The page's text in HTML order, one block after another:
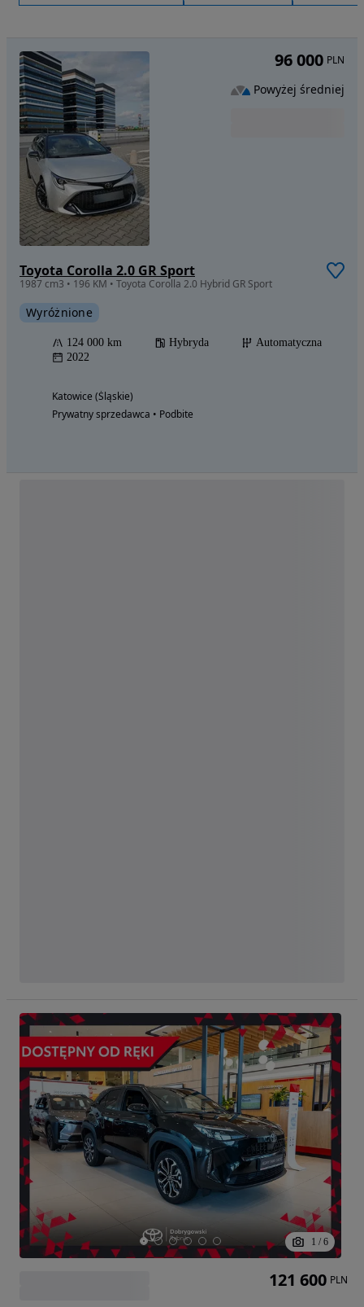
Toyota Corolla 2.0 GR Sport
1987 cm3 • 196 KM • Toyota Corolla 2.0 Hybrid GR Sport
Wyróżnione
124 000 km Hybryda
Automatyczna
2022
Katowice (Śląskie)
Prywatny sprzedawca • Podbite
96 000 PLN
Powyżej średniej
1 / 6
121 600 PLN